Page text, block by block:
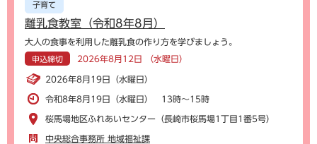
子育て
離乳食教室（令和8年8月）
大人の食事を利用した離乳食の作り方を学びましょう。
申込締切 2026年8月12日 （水曜日）
2026年8月19日（水曜日）
令和8年8月19日（水曜日） 13時～15時
桜馬場地区ふれあいセンター（長崎市桜馬場1丁目1番5号）
中央総合事務所 地域福祉課